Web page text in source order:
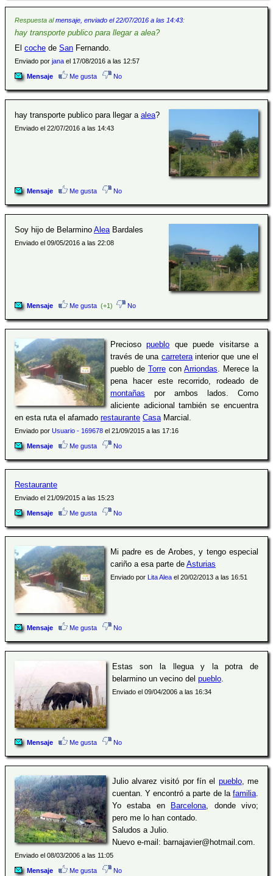
Respuesta almensaje, enviado el 22/07/2016 a las 14:43:
hay transporte publico para llegar a alea?
El coche de San Fernando.
Enviado por jana el 17/08/2016 a las 12:57
Mensaje Me gusta No
hay transporte publico para llegar a alea?
Enviado el 22/07/2016 a las 14:43
Mensaje Me gusta No
Soy hijo de Belarmino AleaBardales
Enviado el 09/05/2016 a las 22:08
Mensaje Me gusta (+1) No
Preciosopueblo que puede visitarse a
través de una carreterainterior que une el
pueblo de Torrecon Arriondas. Merece la
pena hacer este recorrido, rodeado de
montañas por ambos lados. Como
aliciente adicional también se encuentra
en esta ruta el afamado restaurante CasaMarcial.
Enviado por Usuario - 169678 el 21/09/2015 a las 17:16
Mensaje Me gusta No
Restaurante
Enviado el 21/09/2015 a las 15:23
Mensaje Me gusta No
Mi padre es de Arobes, y tengo especial
cariño a esa parte de Asturias
Enviado por Lita Aleael 20/02/2013 a las 16:51
Mensaje Me gusta No
Estas son la llegua y la potra de
belarmino un vecino del pueblo.
Enviado el 09/04/2006 a las 16:34
Mensaje Me gusta No
Julio alvarez visitó por fín el pueblo, me
cuentan. Y encontró a parte de la familia.
Yo estaba en
Barcelona, donde vivo;
pero me lo han contado.
Saludos a Julio.
Nuevo e-mail: barnajavier@hotmail.com.
Enviado el 08/03/2006 a las 11:05
Mensaje Me gusta No